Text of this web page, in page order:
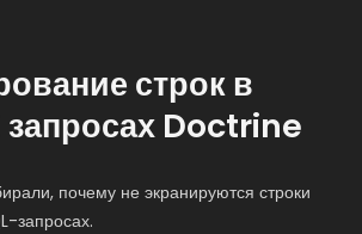
строк в
запросах Doctrine
почему не экранируются строки
запросах.